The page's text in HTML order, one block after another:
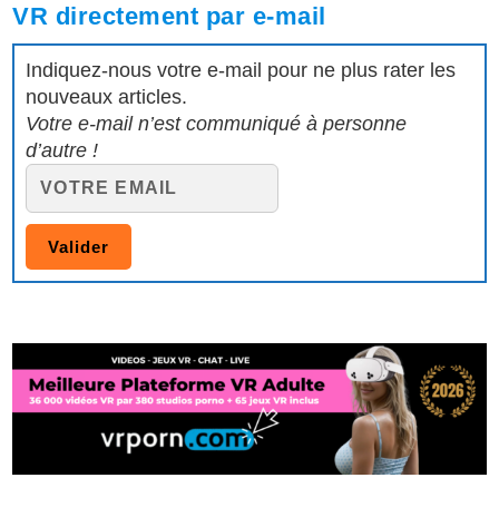
VR directement par e-mail
Indiquez-nous votre e-mail pour ne plus rater les
nouveaux articles.
Votre e-mail n’est communiqué à personne
d’autre !